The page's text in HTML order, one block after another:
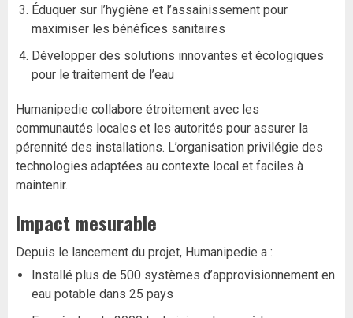
Éduquer sur l’hygiène et l’assainissement pour
maximiser les bénéfices sanitaires
Développer des solutions innovantes et écologiques
pour le traitement de l’eau
Humanipedie collabore étroitement avec les
communautés locales et les autorités pour assurer la
pérennité des installations. L’organisation privilégie des
technologies adaptées au contexte local et faciles à
maintenir.
Impact mesurable
Depuis le lancement du projet, Humanipedie a :
Installé plus de 500 systèmes d’approvisionnement en
eau potable dans 25 pays